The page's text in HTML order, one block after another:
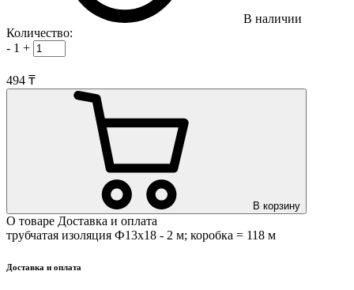
В наличии
Количество:
- 1 +
494 ₸
В корзину
О товаре Доставка и оплата
трубчатая изоляция Ф13х18 - 2 м; коробка = 118 м
Доставка и оплата